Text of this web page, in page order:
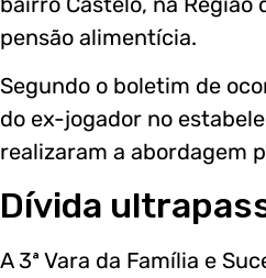
pensão alimentícia.
Segundo o boletim de
do ex-jogador no
realizaram a abordagem
Dívida
A 3ª Vara da Família e